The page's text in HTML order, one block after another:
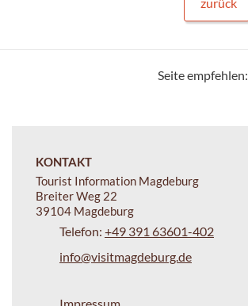
Seite empfehlen:
KONTAKT
Tourist Information Magdeburg
Breiter Weg 22
39104 Magdeburg
Telefon: +49 391 63601-402
info@visitmagdeburg.de
Impressum